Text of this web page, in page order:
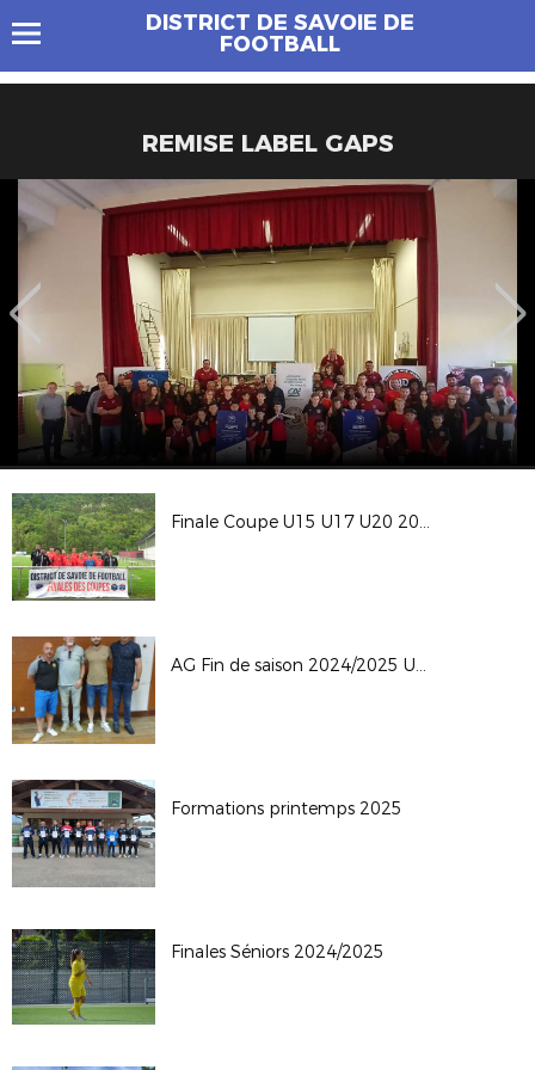
DISTRICT DE SAVOIE DE
FOOTBALL
REMISE LABEL GAPS
Finale Coupe U15 U17 U20 2024/2025
AG Fin de saison 2024/2025 UGINE
Formations printemps 2025
Finales Séniors 2024/2025